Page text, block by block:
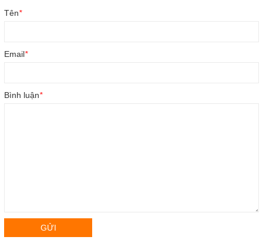
Tên*
Email*
Bình luận*
GỬI